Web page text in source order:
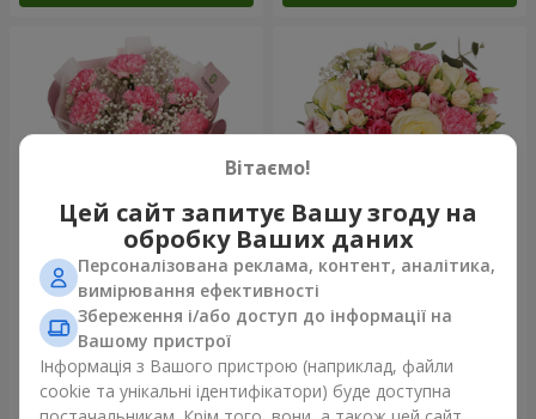
Букет "Королева
Карибського моря"
1 374 грн
Замовити
Квіти в коробці "Помпадур"
Замовити
Вітаємо!
Цей сайт запитує Вашу згоду на
обробку Ваших даних
Персоналізована реклама, контент, аналітика,
вимірювання ефективності
Збереження і/або доступ до інформації на
Вашому пристрої
Інформація з Вашого пристрою (наприклад, файли
cookie та унікальні ідентифікатори) буде доступна